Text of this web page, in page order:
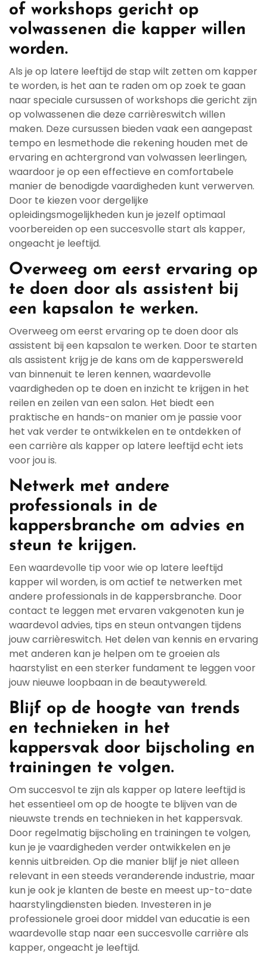
of workshops gericht op
volwassenen die kapper willen
worden.
Als je op latere leeftijd de stap wilt zetten om kapper
te worden, is het aan te raden om op zoek te gaan
naar speciale cursussen of workshops die gericht zijn
op volwassenen die deze carrièreswitch willen
maken. Deze cursussen bieden vaak een aangepast
tempo en lesmethode die rekening houden met de
ervaring en achtergrond van volwassen leerlingen,
waardoor je op een effectieve en comfortabele
manier de benodigde vaardigheden kunt verwerven.
Door te kiezen voor dergelijke
opleidingsmogelijkheden kun je jezelf optimaal
voorbereiden op een succesvolle start als kapper,
ongeacht je leeftijd.
Overweeg om eerst ervaring op
te doen door als assistent bij
een kapsalon te werken.
Overweeg om eerst ervaring op te doen door als
assistent bij een kapsalon te werken. Door te starten
als assistent krijg je de kans om de kapperswereld
van binnenuit te leren kennen, waardevolle
vaardigheden op te doen en inzicht te krijgen in het
reilen en zeilen van een salon. Het biedt een
praktische en hands-on manier om je passie voor
het vak verder te ontwikkelen en te ontdekken of
een carrière als kapper op latere leeftijd echt iets
voor jou is.
Netwerk met andere
professionals in de
kappersbranche om advies en
steun te krijgen.
Een waardevolle tip voor wie op latere leeftijd
kapper wil worden, is om actief te netwerken met
andere professionals in de kappersbranche. Door
contact te leggen met ervaren vakgenoten kun je
waardevol advies, tips en steun ontvangen tijdens
jouw carrièreswitch. Het delen van kennis en ervaring
met anderen kan je helpen om te groeien als
haarstylist en een sterker fundament te leggen voor
jouw nieuwe loopbaan in de beautywereld.
Blijf op de hoogte van trends
en technieken in het
kappersvak door bijscholing en
trainingen te volgen.
Om succesvol te zijn als kapper op latere leeftijd is
het essentieel om op de hoogte te blijven van de
nieuwste trends en technieken in het kappersvak.
Door regelmatig bijscholing en trainingen te volgen,
kun je je vaardigheden verder ontwikkelen en je
kennis uitbreiden. Op die manier blijf je niet alleen
relevant in een steeds veranderende industrie, maar
kun je ook je klanten de beste en meest up-to-date
haarstylingdiensten bieden. Investeren in je
professionele groei door middel van educatie is een
waardevolle stap naar een succesvolle carrière als
kapper, ongeacht je leeftijd.